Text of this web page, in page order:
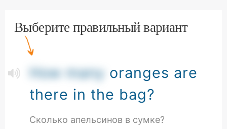
Выберите правильный вариант
How many oranges are
there in the bag?
Сколько апельсинов в сумке?